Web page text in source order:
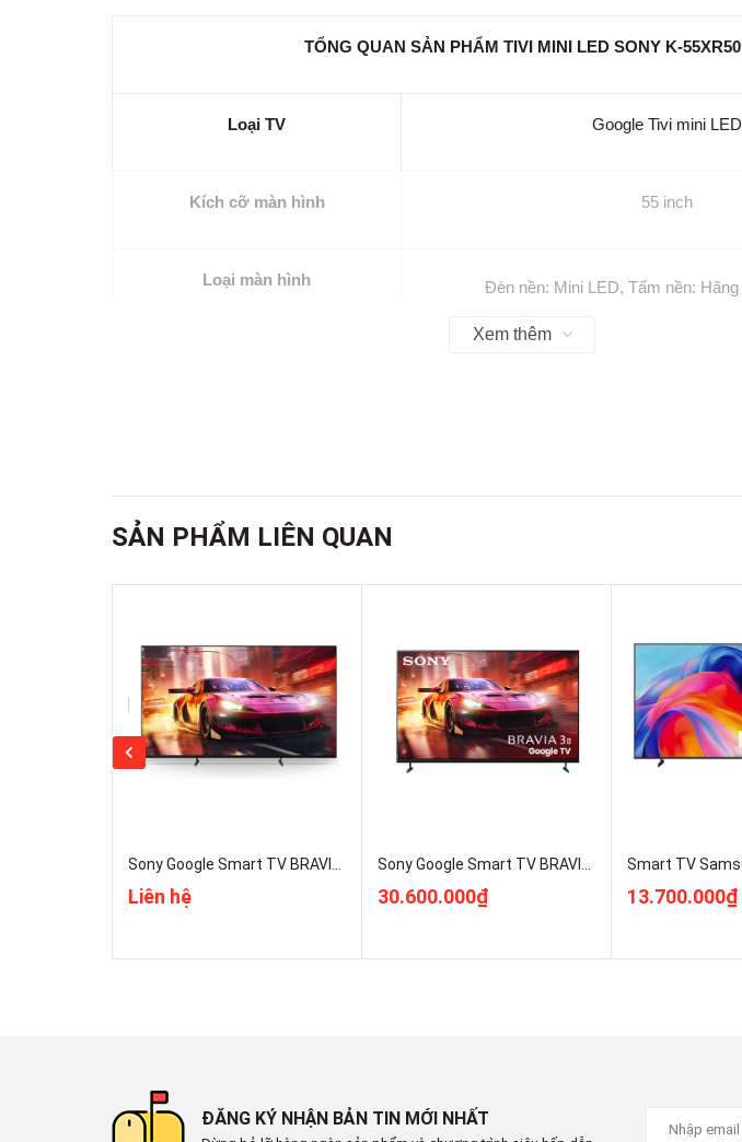
TỔNG QUAN SẢN PHẨM TIVI MINI LED SONY K-55XR50
Loại TV Google Tivi mini LED
Kích cỡ màn hình 55 inch
Loại màn hình Đèn nền: Mini LED, Tấm nền:
Chất liệu viền TV Nhựa
Nơi sản xuất Malaysia
Năm ra mắt 2025
CÔNG NGHỆ HÌNH ẢNH
Công nghệ hình ảnh
Xem thêm
SẢN PHẨM LIÊN QUAN
Sony Google Smart TV BRAVIA 3 II 55 Inch K-55XR30M2 Mẫu 2026 Mới 100% Rẻ Nhất
Liên hệ
Sony Google Smart TV BRAVIA 3 II K-75XR30M2 Mới 2026 Giá Rẻ Nhất
30.600.000₫ 13.700.000₫
ĐĂNG KÝ NHẬN BẢN TIN MỚI NHẤT